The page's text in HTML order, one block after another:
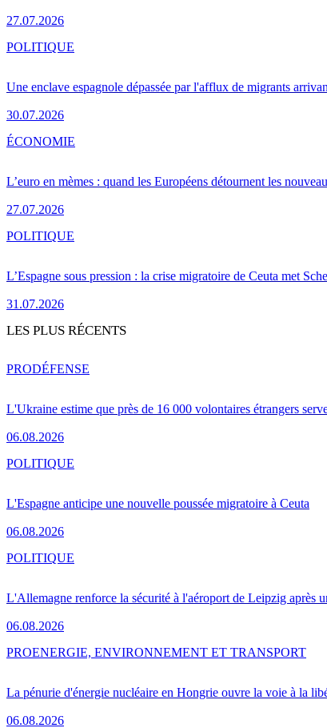
27.07.2026
Une enclave espagnole dépassée par l'afflux de migrants
30.07.2026
POLITIQUE
L’euro en mèmes : quand les Européens détournent les
27.07.2026
ÉCONOMIE
L’Espagne sous pression : la crise migratoire de Ceuta met
31.07.2026
POLITIQUE
LES PLUS RÉCENTS
L'Ukraine estime que près de 16 000 volontaires étrangers
06.08.2026
PRODÉFENSE
L'Espagne anticipe une nouvelle poussée migratoire à Ceuta
06.08.2026
POLITIQUE
L'Allemagne renforce la sécurité à l'aéroport de Leipzig après
06.08.2026
POLITIQUE
La pénurie d'énergie nucléaire en Hongrie ouvre la voie à la
06.08.2026
PROENERGIE, ENVIRONNEMENT ET TRANSPORT